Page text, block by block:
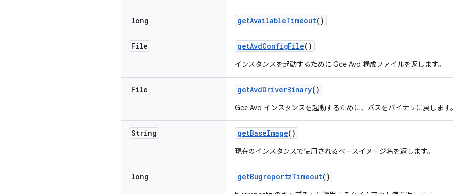
long getAvailableTimeout()
File getAvdConfigFile()
インスタンスを起動するために Gce Avd 構成ファイルを返します。
File getAvdDriverBinary()
Gce Avd インスタンスを起動するために、パスをバイナリに戻します。
String getBaseImage()
現在のインスタンスで使用されるベースイメージ名を返します。
long getBugreportzTimeout()